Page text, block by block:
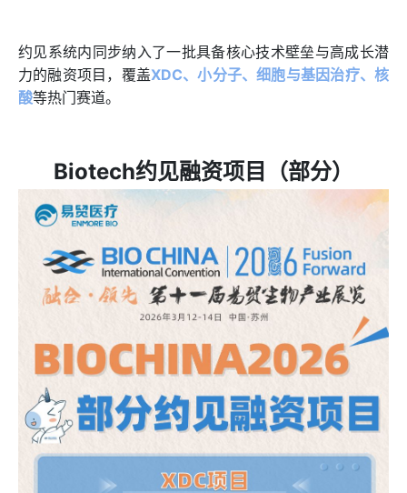
约见系统内同步纳入了一批具备核心技术壁垒与高成长潜
力的融资项目，覆盖XDC、小分子、细胞与基因治疗、核
酸等热门赛道。
Biotech约见融资项目（部分）